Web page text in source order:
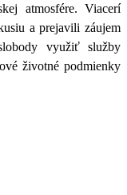
atmosfére. Viacerí
a prejavili záujem
využiť služby
životné podmienky